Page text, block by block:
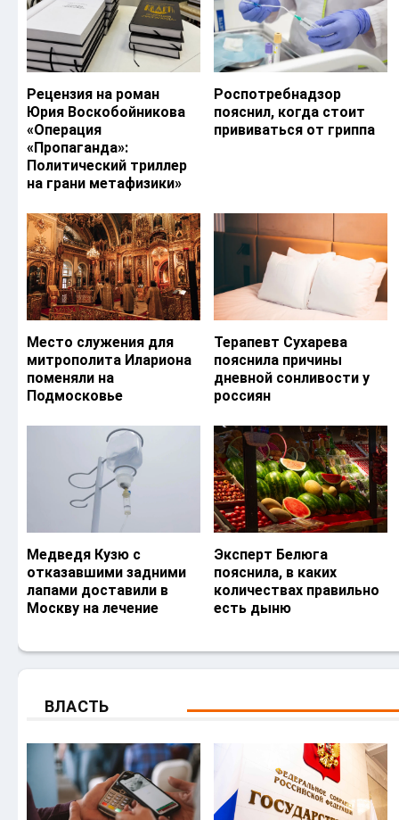
Рецензия на роман
Юрия Воскобойникова
«Операция
«Пропаганда»:
Политический триллер
на грани метафизики»
Роспотребнадзор
пояснил, когда стоит
прививаться от гриппа
Место служения для
митрополита Илариона
поменяли на
Подмосковье
Терапевт Сухарева
пояснила причины
дневной сонливости у
россиян
Медведя Кузю с
отказавшими задними
лапами доставили в
Москву на лечение
Эксперт Белюга
пояснила, в каких
количествах правильно
есть дыню
ВЛАСТЬ